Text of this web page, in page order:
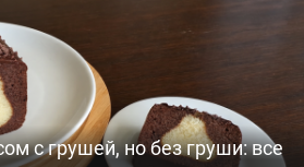
с грушей, но без груши: все